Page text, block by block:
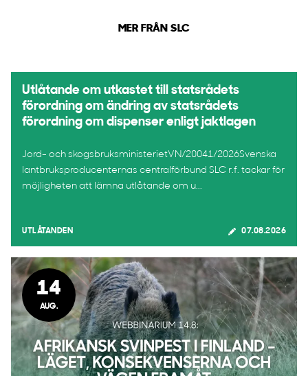
MER FRÅN SLC
Utlåtande om utkastet till statsrådets
förordning om ändring av statsrådets
förordning om dispenser enligt jaktlagen
Jord- och skogsbruksministerietVN/20041/2026Svenska
lantbruksproducenternas centralförbund SLC r.f. tackar för
möjligheten att lämna utlåtande om u...
UTLÅTANDEN 07.08.2026
14
AUG.